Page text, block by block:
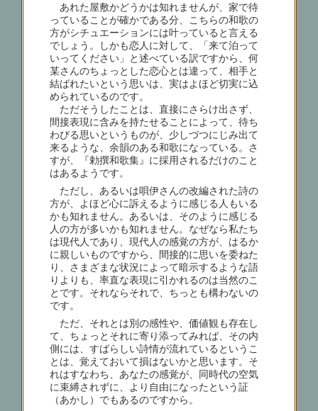
あれた屋敷かどうかは知れませんが、家で待
っていることが確かである分、こちらの和歌の
方がシチュエーションには叶っていると言える
でしょう。しかも恋人に対して、「来て泊って
いってください」と述べている訳ですから、何
某さんのちょっとした恋心とは違って、相手と
結ばれたいという思いは、実はよほど切実に込
められているのです。
ただそうしたことは、直接にさらけ出さず、
間接表現に含みを持たせることによって、待ち
わびる思いというものが、少しづつにじみ出て
来るような、余韻のある和歌になっている。さ
すが、『勅撰和歌集』に採用されるだけのこと
はあるようです。
ただし、あるいは唄伊さんの改編された詩の
方が、よほど心に訴えるように感じる人もいる
かも知れません。あるいは、そのように感じる
人の方が多いかも知れません。なぜなら私たち
は現代人であり、現代人の感覚の方が、はるか
に親しいものですから、間接的に思いを委ねた
り、さまざまな状況によって暗示するような語
りよりも、率直な表現に引かれるのは当然のこ
とです。それならそれで、ちっとも構わないの
です。
ただ、それとは別の感性や、価値観も存在し
て、ちょっとそれに寄り添ってみれば、その内
側には、すばらしい詩情が流れているというこ
とは、覚えておいて損はないかと思います。そ
れはすなわち、あなたの感覚が、同時代の空気
に束縛されずに、より自由になったという証
（あかし）でもあるのですから。